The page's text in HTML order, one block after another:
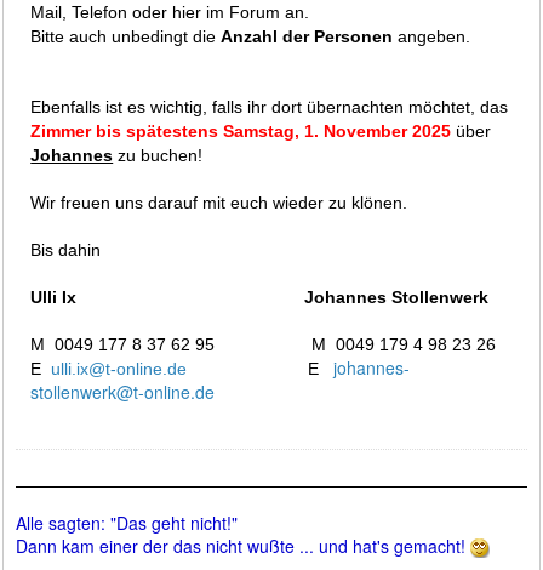
Mail, Telefon oder hier im Forum an.
Bitte auch unbedingt dieAnzahl der Personen angeben.
Ebenfalls ist es wichtig, falls ihr dort übernachten möchtet, das
Zimmerbis spätestens Samstag, 1. November 2025 über
Johannes zu buchen!
Wir freuen uns darauf mit euch wieder zu klönen.
Bis dahin
Ulli Ix Johannes Stollenwerk
M 0049 177 8 37 62 95 M 0049 179 4 98 23 26
E ulli.ix@t-online.de Ejohannes-
stollenwerk@t-online.de
Alle sagten: "Das geht nicht!"
Dann kam einer der das nicht wußte ... und hat's gemacht!